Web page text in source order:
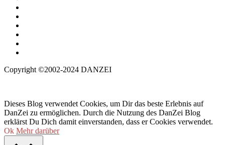
Copyright ©2002-2024 DANZEI
Dieses Blog verwendet Cookies, um Dir das beste Erlebnis auf
DanZei zu ermöglichen. Durch die Nutzung des DanZei Blog
erklärst Du Dich damit einverstanden, dass er Cookies verwendet.
Ok Mehr darüber